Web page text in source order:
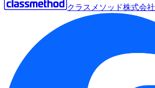
クラスメソッド株式会社